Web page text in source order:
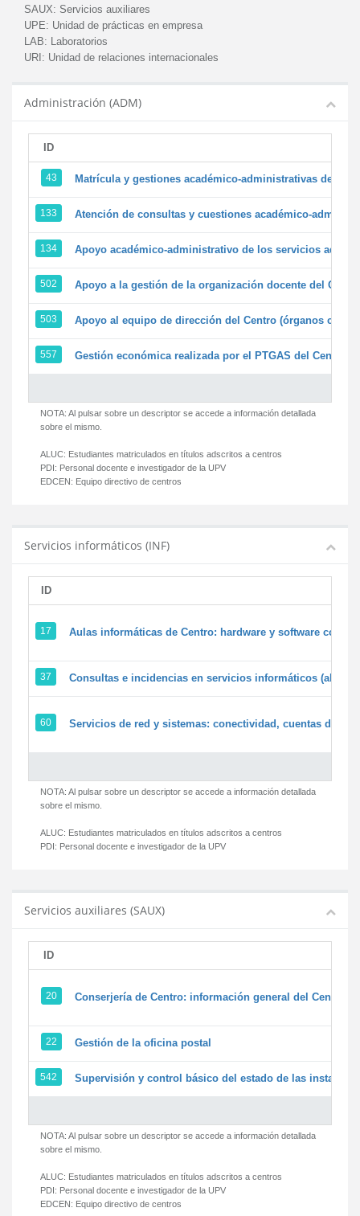
SAUX: Servicios auxiliares
UPE: Unidad de prácticas en empresa
LAB: Laboratorios
URI: Unidad de relaciones internacionales
Administración (ADM)
ID
43 Matrícula y gestiones académico-administrativas de la
133 Atención de consultas y cuestiones académico-
134 Apoyo académico-administrativo de los servicios
502 Apoyo a la gestión de la organización docente del
503 Apoyo al equipo de dirección del Centro (órganos
557 Gestión económica realizada por el PTGAS del Centro
NOTA: Al pulsar sobre un descriptor se accede a información detallada
sobre el mismo.
ALUC: Estudiantes matriculados en títulos adscritos a centros
PDI: Personal docente e investigador de la UPV
EDCEN: Equipo directivo de centros
Servicios informáticos (INF)
ID
17 Aulas informáticas de Centro: hardware y software
37 Consultas e incidencias en servicios informáticos
60 Servicios de red y sistemas: conectividad, cuentas de
NOTA: Al pulsar sobre un descriptor se accede a información detallada
sobre el mismo.
ALUC: Estudiantes matriculados en títulos adscritos a centros
PDI: Personal docente e investigador de la UPV
Servicios auxiliares (SAUX)
ID
20 Conserjería de Centro: información general del Centro y
22 Gestión de la oficina postal
542 Supervisión y control básico del estado de las
NOTA: Al pulsar sobre un descriptor se accede a información detallada
sobre el mismo.
ALUC: Estudiantes matriculados en títulos adscritos a centros
PDI: Personal docente e investigador de la UPV
EDCEN: Equipo directivo de centros